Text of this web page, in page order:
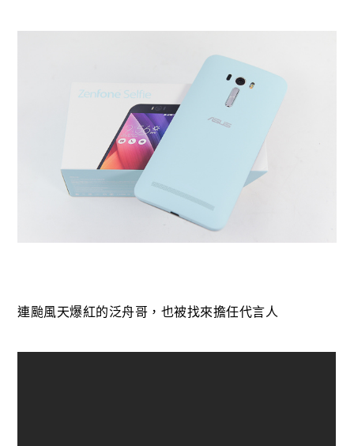
連颱風天爆紅的泛舟哥，也被找來擔任代言人